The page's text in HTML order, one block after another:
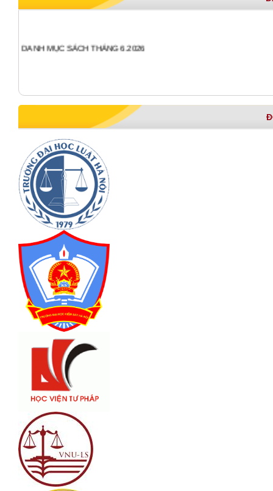
DANH MỤC SÁCH THÁNG 6.2026